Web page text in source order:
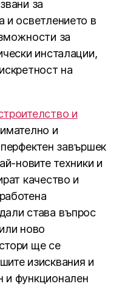
за
и осветлението в
за
инсталации,
на
и
и
завършек
новите техники и
качество и
става въпрос
ново
ще се
изисквания и
и функционален